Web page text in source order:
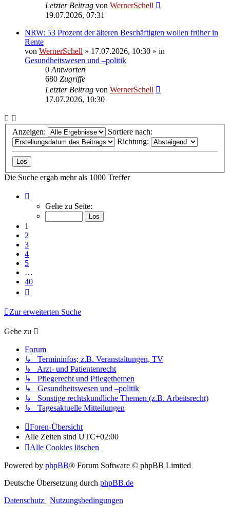
Letzter Beitrag von WernerSchell
19.07.2026, 07:31
NRW: 53 Prozent der älteren Beschäftigten wollen früher in
Rente
von WernerSchell » 17.07.2026, 10:30 » in
Gesundheitswesen und –politik
0 Antworten
680 Zugriffe
Letzter Beitrag von WernerSchell
17.07.2026, 10:30
Anzeigen:
Sortiere nach:
Richtung:
Die Suche ergab mehr als 1000 Treffer
von
Gehe zu Seite:
1
2
3
4
5
…
40
Zur erweiterten Suche
Gehe zu
Forum
↳ Termininfos; z.B. Veranstaltungen, TV
↳ Arzt- und Patientenrecht
↳ Pflegerecht und Pflegethemen
↳ Gesundheitswesen und –politik
↳ Sonstige rechtskundliche Themen (z.B. Arbeitsrecht)
↳ Tagesaktuelle Mitteilungen
Foren-Übersicht
Alle Zeiten sind UTC+02:00
Alle Cookies löschen
Powered by phpBB® Forum Software © phpBB Limited
Deutsche Übersetzung durch phpBB.de
Datenschutz
Nutzungsbedingungen